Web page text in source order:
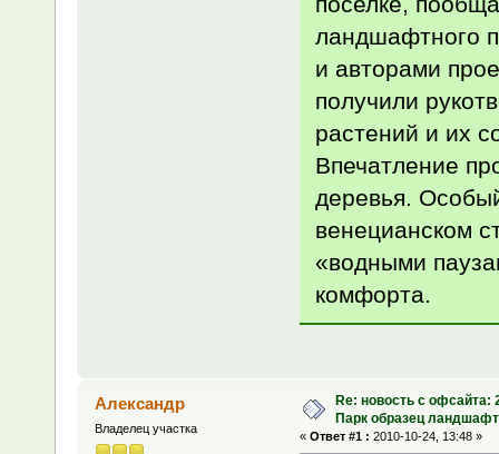
ландшафтного
и авторами
получили
растений и их
Впечатление
деревья.
венецианском
«водными
комфорта.
Александр
Владелец участка
Re: новость с
Парк образец
« Ответ #1 : 2010-10-24, 13:48 »